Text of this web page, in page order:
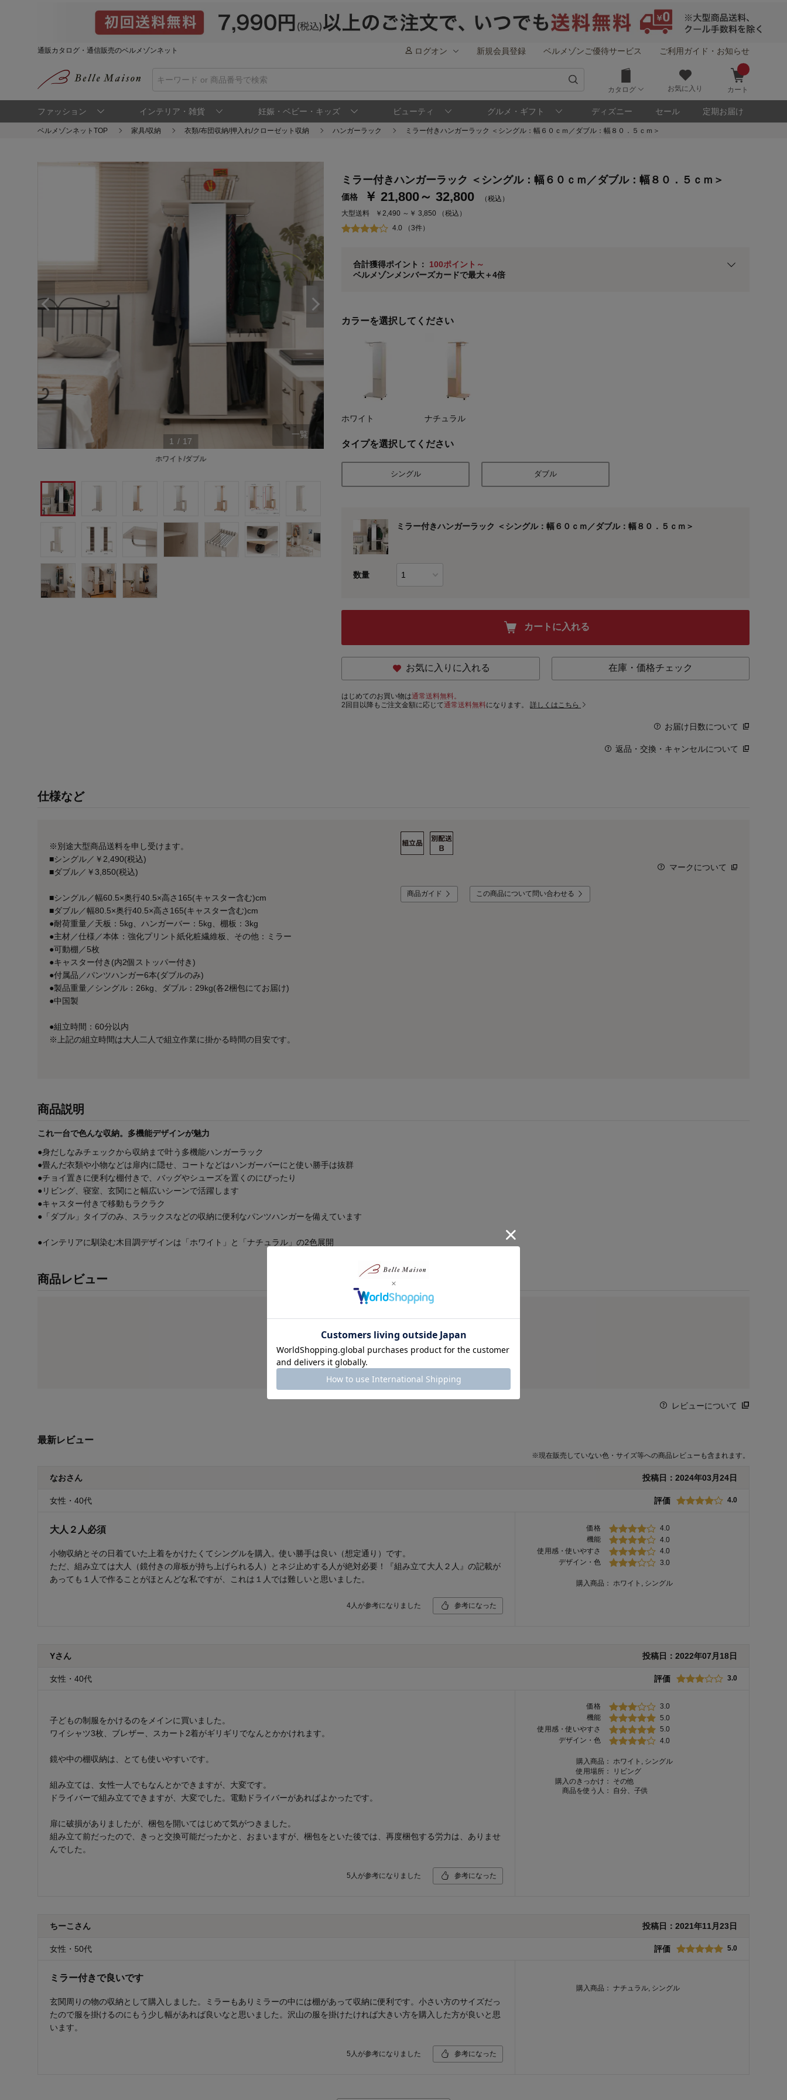
通販カタログ・通信販売のベルメゾンネット ログオン 新規会員登録 ベルメゾンご優待サービス ご利用ガイド・お知らせ
カタログ お気に入り カート
ファッション インテリア・雑貨 妊娠・ベビー・キッズ ビューティ グルメ・ギフト ディズニー セール 定期お届け
ベルメゾンネットTOP 家具/収納 衣類/布団収納/押入れ/クローゼット収納 ハンガーラック ミラー付きハンガーラック ＜シングル：幅６０ｃｍ／ダブル：幅８０．５ｃｍ＞
ホワイト/ダブル
1 / 17
一覧
ミラー付きハンガーラック ＜シングル：幅６０ｃｍ／ダブル：幅８０．５ｃｍ＞
価格 ￥ 21,800～ 32,800
（税込）
大型送料
￥2,490 ～￥ 3,850
（税込）
4.0 （3件）
合計獲得ポイント： 100ポイント～
ベルメゾンメンバーズカードで最大＋4倍
ステージが上がれば送料無料・返品引取無料！
通常商品送料無料 返品引取無料（JCBのみ）
※メンバーズカードの加算ポイントはステージ倍率適用前の基本ポイントに対して適用されます。
カラーを選択してください
ホワイト ナチュラル
タイプを選択してください
シングル ダブル
ミラー付きハンガーラック ＜シングル：幅６０ｃｍ／ダブル：幅８０．５ｃｍ＞
数量
カートに入れる
お気に入りに入れる 在庫・価格チェック
はじめてのお買い物は通常送料無料。
2回目以降もご注文金額に応じて通常送料無料になります。詳しくはこちら
お届け日数について
返品・交換・キャンセルについて
仕様など
※別途大型商品送料を申し受けます。
■シングル／￥2,490(税込)
■ダブル／￥3,850(税込)
■シングル／幅60.5×奥行40.5×高さ165(キャスター含む)cm
■ダブル／幅80.5×奥行40.5×高さ165(キャスター含む)cm
●耐荷重量／天板：5kg、ハンガーバー：5kg、棚板：3kg
●主材／仕様／本体：強化プリント紙化粧繊維板、その他：ミラー
●可動棚／5枚
●キャスター付き(内2個ストッパー付き)
●付属品／パンツハンガー6本(ダブルのみ)
●製品重量／シングル：26kg、ダブル：29kg(各2梱包にてお届け)
●中国製
●組立時間：60分以内
※上記の組立時間は大人二人で組立作業に掛かる時間の目安です。
マークについて
商品ガイド この商品について問い合わせる
商品説明
これ一台で色んな収納。多機能デザインが魅力
●身だしなみチェックから収納まで叶う多機能ハンガーラック
●畳んだ衣類や小物などは扉内に隠せ、コートなどはハンガーバーにと使い勝手は抜群
●チョイ置きに便利な棚付きで、バッグやシューズを置くのにぴったり
●リビング、寝室、玄関にと幅広いシーンで活躍します
●キャスター付きで移動もラクラク
●「ダブル」タイプのみ、スラックスなどの収納に便利なパンツハンガーを備えています
●インテリアに馴染む木目調デザインは「ホワイト」と「ナチュラル」の2色展開
商品レビュー
4.0
(3)
レビューについて
最新レビュー
※現在販売していない色・サイズ等への商品レビューも含まれます。
なおさん 投稿日： 2024年03月24日
女性・40代 評価 4.0
大人２人必須
小物収納とその日着ていた上着をかけたくてシングルを購入。使い勝手は良い（想定通り）です。
ただ、組み立ては大人（鏡付きの扉板が持ち上げられる人）とネジ止めする人が絶対必要！『組み立て大人２人』の記載が
あっても１人で作ることがほとんどな私ですが、これは１人では難しいと思いました。
4人が参考になりました 参考になった
価格
4.0
機能
4.0
使用感・使いやすさ
4.0
デザイン・色
3.0
購入商品： ホワイト, シングル
Yさん 投稿日： 2022年07月18日
女性・40代 評価 3.0
子どもの制服をかけるのをメインに買いました。
ワイシャツ3枚、ブレザー、スカート2着がギリギリでなんとかかけれます。
鏡や中の棚収納は、とても使いやすいです。
組み立ては、女性一人でもなんとかできますが、大変です。
ドライバーで組み立てできますが、大変でした。電動ドライバーがあればよかったです。
扉に破損がありましたが、梱包を開いてはじめて気がつきました。
組み立て前だったので、きっと交換可能だったかと、おまいますが、梱包をといた後では、再度梱包する労力は、ありませ
んでした。
5 人が参考になりました 参考になった
価格
3.0
機能
5.0
使用感・使いやすさ
5.0
デザイン・色
4.0
購入商品： ホワイト, シングル
使用場所：
リビング
購入のきっかけ：
その他
商品を使う人：
自分、子供
ちーこさん 投稿日： 2021年11月23日
女性・50代 評価 5.0
ミラー付きで良いです
玄関周りの物の収納として購入しました。ミラーもありミラーの中には棚があって収納に便利です。小さい方のサイズだっ
たので服を掛けるのにもう少し幅があれば良いなと思いました。沢山の服を掛けたければ大きい方を購入した方が良いと思
います。
5 人が参考になりました 参考になった
購入商品： ナチュラル, シングル